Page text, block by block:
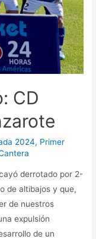
CD
2024, Primer
derrotado por 2-
de altibajos y que,
de nuestros
expulsión
de un